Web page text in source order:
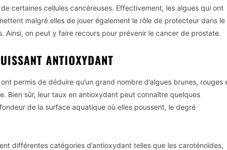
certaines cellules cancéreuses. Effectivement, les algues qui ont
malgré elles de jouer également le rôle de protecteur dans le
Ainsi, on peut y faire recours pour prévenir le cancer de prostate.
ANTIOXYDANT
permis de déduire qu’un grand nombre d’algues brunes, rouges
Bien sûr, leur taux en antioxydant peut connaître quelques
de la surface aquatique où elles poussent, le degré
différentes catégories d’antioxydant telles que les caroténoïdes,